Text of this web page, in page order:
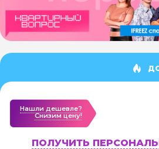
Нашли дешевле?
Cнизим цену!
ПОЛУЧИТЬ